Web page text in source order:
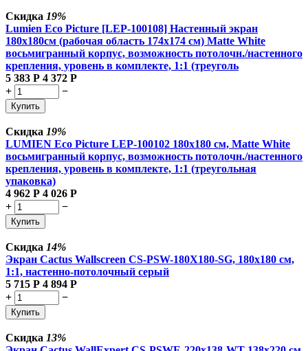
Скидка 19%
Lumien Eco Picture [LEP-100108] Настенный экран
180х180см (рабочая область 174х174 см) Matte White
восьмигранный корпус, возможность потолочн./настенного
крепления, уровень в комплекте, 1:1 (треуголь
5 383 Р 4 372 Р
+
−
Купить
Скидка 19%
LUMIEN Eco Picture LEP-100102 180х180 см, Matte White
восьмигранный корпус, возможность потолочн./настенного
крепления, уровень в комплекте, 1:1 (треугольная
упаковка)
4 962 Р 4 026 Р
+
−
Купить
Скидка 14%
Экран Cactus Wallscreen CS-PSW-180X180-SG, 180х180 см,
1:1, настенно-потолочный серый
5 715 Р 4 894 Р
+
−
Купить
Скидка 13%